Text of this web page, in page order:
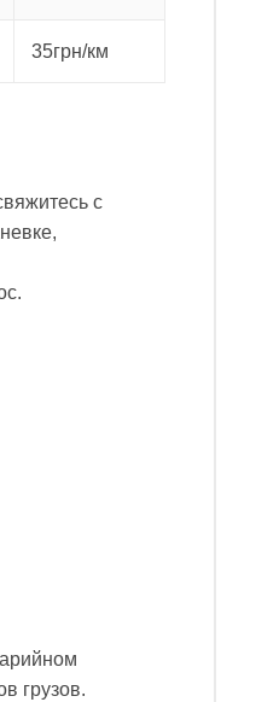
35грн/км
с
грузов.